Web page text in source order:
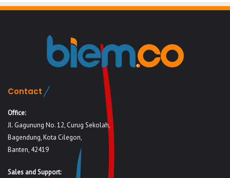
Contact
Office:
Jl. Gagunung No. 12, Curug Sekolah,
Bagendung, Kota Cilegon,
Banten, 42419
Sales and Support: